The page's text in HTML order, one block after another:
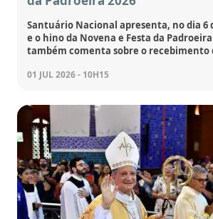
Santuário Nacional apresenta, no dia 6
e o hino da Novena e Festa da
também comenta sobre o recebimento
01 JUL 2026 - 10H15